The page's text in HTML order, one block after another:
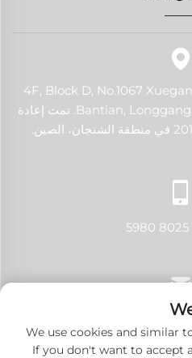
412, 4F, Block D, No.1067
Bantian, Longgang District, Shenzhen, China. تمت إعادة
We use cookies and similar
If you don't want to accept